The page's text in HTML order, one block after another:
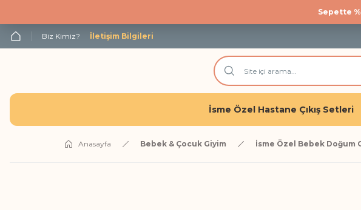
Sepette
Biz Kimiz? İletişim Bilgileri
İsme Özel Hastane Çıkış Setleri
Anasayfa Bebek & Çocuk Giyim İsme Özel Bebek Doğum